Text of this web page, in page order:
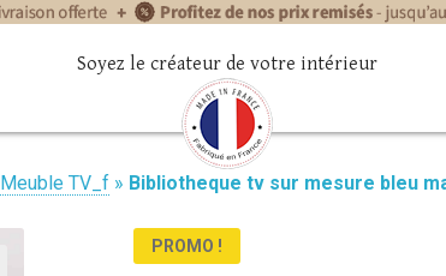
Soyez le créateur de votre intérieur
Meuble TV_f » Bibliotheque tv sur mesure bleu
PROMO !